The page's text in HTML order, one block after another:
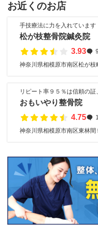
お近くのお店
手技療法に力を入れています
松が枝整骨院鍼灸院
3.93
神奈川県相模原市南区松が枝
リピート率９５％は信頼の
おもいやり整骨院
4.75
神奈川県相模原市南区東林